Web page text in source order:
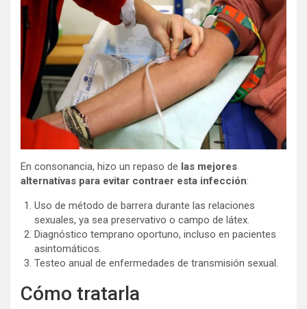
En consonancia, hizo un repaso de las mejores
alternativas para evitar contraer esta infección:
Uso de método de barrera durante las relaciones
sexuales, ya sea preservativo o campo de látex.
Diagnóstico temprano oportuno, incluso en pacientes
asintomáticos.
Testeo anual de enfermedades de transmisión sexual.
Cómo tratarla